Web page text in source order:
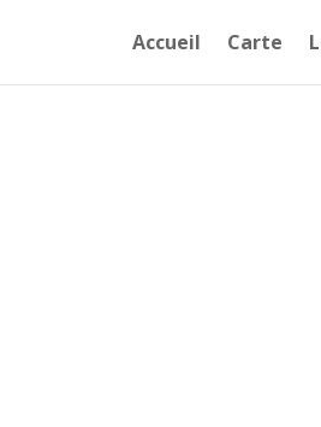
Accueil Carte